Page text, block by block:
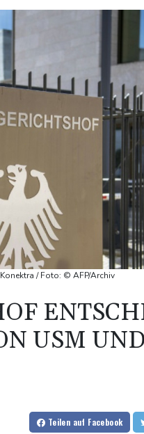
ohne Machado
um US-
Sri Lanka setzt nach
/ Foto: © AFP/Archiv
USM UND
Teilen auf Facebook